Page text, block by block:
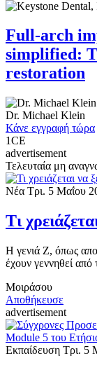
Full-arch
simplified:
restoration
Dr. Michael Klein
Κάνε εγγραφή τώρα
1CE
advertisement
Τελευταία μη
Νέα Τρι. 5 Μαΐου
Τι
Η γενιά Ζ, όπως
έχουν γεννηθεί από
Μοιράσου
Αποθήκευσε
advertisement
Εκπαίδευση Τρι. 5